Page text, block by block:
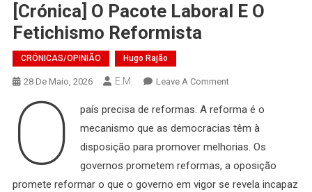
[Crónica] O Pacote Laboral E O
Fetichismo Reformista
CRÓNICAS/OPINIÃO Hugo Rajão
28 De Maio, 2026 E.M. Leave A CommentOn
O
Pacote
Laboral
O
país precisa de reformas. A reforma é o
mecanismo que as democracias têm à
disposição para promover melhorias. Os
governos prometem reformas, a oposição
promete reformar o que o governo em vigor se revela incapaz